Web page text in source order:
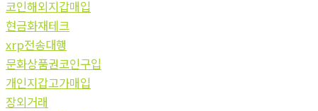
코인해외지갑매입
현금화재테크
xrp전송대행
문화상품권코인구입
개인지갑고가매입
장외거래